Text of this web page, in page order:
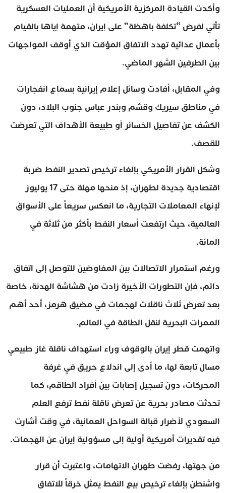
وأكدت القيادة المركزية الأمريكية أن العمليات العسكرية
تأتي لفرض “تكلفة باهظة” على إيران، متهمة إياها بالقيام
بأعمال عدائية تهدد الاتفاق المؤقت الذي أوقف المواجهات
بين الطرفين الشهر الماضي.
وفي المقابل، أفادت وسائل إعلام إيرانية بسماع انفجارات
في مناطق سيريك وقشم وبندر عباس جنوب البلاد، دون
الكشف عن تفاصيل الخسائر أو طبيعة الأهداف التي تعرضت
للقصف.
وشكل القرار الأمريكي بإلغاء ترخيص تصدير النفط ضربة
اقتصادية جديدة لطهران، إذ منحها مهلة حتى 17 يوليوز
لإنهاء المعاملات التجارية، ما انعكس سريعاً على الأسواق
العالمية، حيث ارتفعت أسعار النفط بأكثر من ثلاثة في
المائة.
ورغم استمرار الاتصالات بين المفاوضين للتوصل إلى اتفاق
دائم، فإن التطورات الأخيرة زادت من هشاشة الهدنة، خاصة
بعد تعرض ثلاث ناقلات لهجمات في مضيق هرمز، أحد أهم
الممرات البحرية لنقل الطاقة في العالم.
واتهمت قطر إيران بالوقوف وراء استهداف ناقلة غاز طبيعي
مسال تابعة لها، ما أدى إلى اندلاع حريق في غرفة
المحركات، دون تسجيل إصابات بين أفراد الطاقم، كما
تحدثت مصادر بحرية عن تعرض ناقلة نفط ترفع العلم
السعودي لأضرار قبالة السواحل العمانية، في وقت أشارت
فيه تقديرات أمريكية أولية إلى مسؤولية إيران عن الهجمات.
من جهتها، رفضت طهران الاتهامات، واعتبرت أن قرار
واشنطن بإلغاء ترخيص بيع النفط يمثل خرقاً للاتفاق